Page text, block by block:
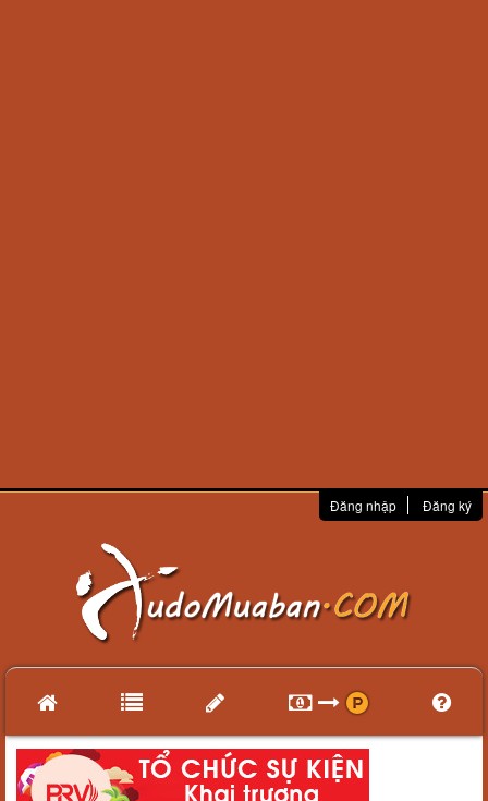
Đăng nhập Đăng ký